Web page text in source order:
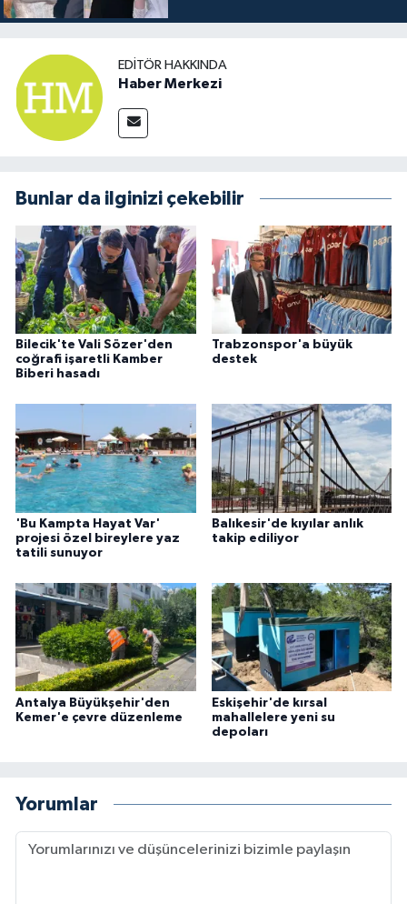
EDITÖR HAKKINDA
Haber Merkezi
Bunlar da ilginizi çekebilir
Bilecik'te Vali Sözer'den
coğrafi işaretli Kamber
Biberi hasadı
Trabzonspor'a büyük
destek
'Bu Kampta Hayat Var'
projesi özel bireylere yaz
tatili sunuyor
Balıkesir'de kıyılar anlık
takip ediliyor
Antalya Büyükşehir'den
Kemer'e çevre düzenleme
Eskişehir'de kırsal
mahallelere yeni su
depoları
Yorumlar